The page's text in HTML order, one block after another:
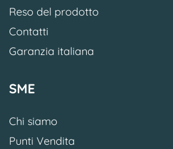
Reso del prodotto
Contatti
Garanzia italiana
SME
Chi siamo
Punti Vendita